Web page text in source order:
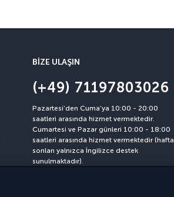
BIZE ULAŞIN
(+49) 71197803026
Pazartesi'den Cuma'ya 10:00 - 20:00
saatleri arasında hizmet vermektedir.
Cumartesi ve Pazar günleri 10:00 - 18:00
saatleri arasında hizmet vermektedir (hafta
sonları yalnızca İngilizce destek
sunulmaktadır).